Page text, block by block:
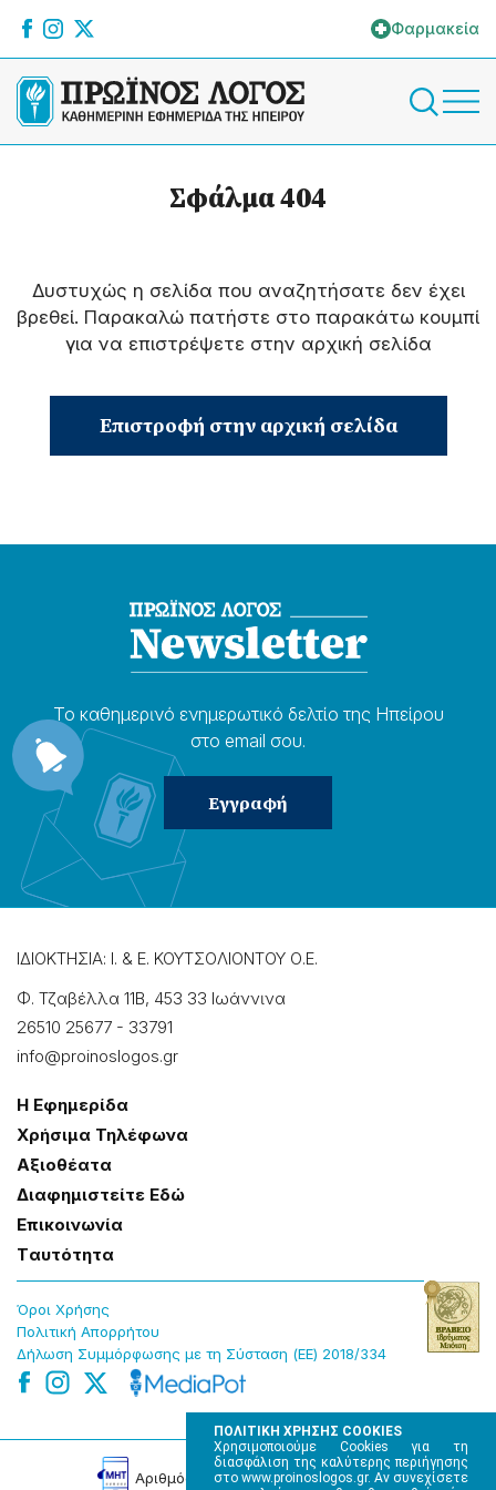
ΠΟΛΙΤΙΚΗ ΧΡΗΣΗΣ COOKIES
Χρησιμοποιούμε Cookies για τη
διασφάλιση της καλύτερης περιήγησης
στο www.proinoslogos.gr. Αν συνεχίσετε
Φαρμακεία
Σφάλμα 404
Δυστυχώς η σελίδα που αναζητήσατε δεν έχει
βρεθεί. Παρακαλώ πατήστε στο παρακάτω κουμπί
για να επιστρέψετε στην αρχική σελίδα
Επιστροφή στην αρχική σελίδα
Το καθημερɩνό ενημερωτɩκό δελτίο της Ηπείρου
στο email σου.
ΙΔΙΟΚΤΗΣΙΑ: Ι. & Ε. ΚΟΥΤΣΟΛΙΟΝΤΟΥ Ο.Ε.
Φ. Τζαβέλλα 11Β, 453 33 Ιωάννɩνα
26510 25677 - 33791
info@proinoslogos.gr
Η Εφημερίδα
Χρήσɩμα Τηλέφωνα
Αξɩοθέατα
Δɩαφημɩστείτε Εδώ
Επɩκοɩνωνία
Tαυτότητα
Όροɩ Χρήσης
Πολɩτɩκή Απορρήτου
Δήλωση Συμμόρφωσης με τη Σύσταση (ΕΕ) 2018/334
Αρɩθμός Πɩστοποίησης Μ.Η.Τ. 220242